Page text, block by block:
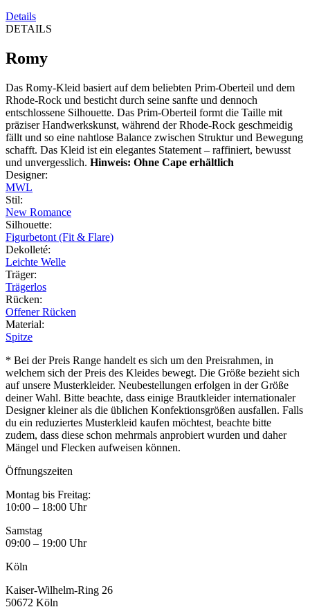
Details
DETAILS
Romy
Das Romy-Kleid basiert auf dem beliebten Prim-Oberteil und dem
Rhode-Rock und besticht durch seine sanfte und dennoch
entschlossene Silhouette. Das Prim-Oberteil formt die Taille mit
präziser Handwerkskunst, während der Rhode-Rock geschmeidig
fällt und so eine nahtlose Balance zwischen Struktur und Bewegung
schafft. Das Kleid ist ein elegantes Statement – raffiniert, bewusst
und unvergesslich. Hinweis: Ohne Cape erhältlich
Designer:
MWL
Stil:
New Romance
Silhouette:
Figurbetont (Fit & Flare)
Dekolleté:
Leichte Welle
Träger:
Trägerlos
Rücken:
Offener Rücken
Material:
Spitze
* Bei der Preis Range handelt es sich um den Preisrahmen, in
welchem sich der Preis des Kleides bewegt. Die Größe bezieht sich
auf unsere Musterkleider. Neubestellungen erfolgen in der Größe
deiner Wahl. Bitte beachte, dass einige Brautkleider internationaler
Designer kleiner als die üblichen Konfektionsgrößen ausfallen. Falls
du ein reduziertes Musterkleid kaufen möchtest, beachte bitte
zudem, dass diese schon mehrmals anprobiert wurden und daher
Mängel und Flecken aufweisen können.
Öffnungszeiten
Montag bis Freitag:
10:00 – 18:00 Uhr
Samstag
09:00 – 19:00 Uhr
Köln
Kaiser-Wilhelm-Ring 26
50672 Köln